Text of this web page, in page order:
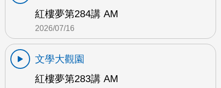
紅樓夢第284講 AM
2026/07/16
文學大觀園
紅樓夢第283講 AM